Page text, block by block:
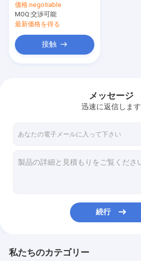
価格:negotiable
MOQ:交渉可能
最新価格を得る
接触
メッセージ
迅速に返信します
続行
私たちのカテゴリー